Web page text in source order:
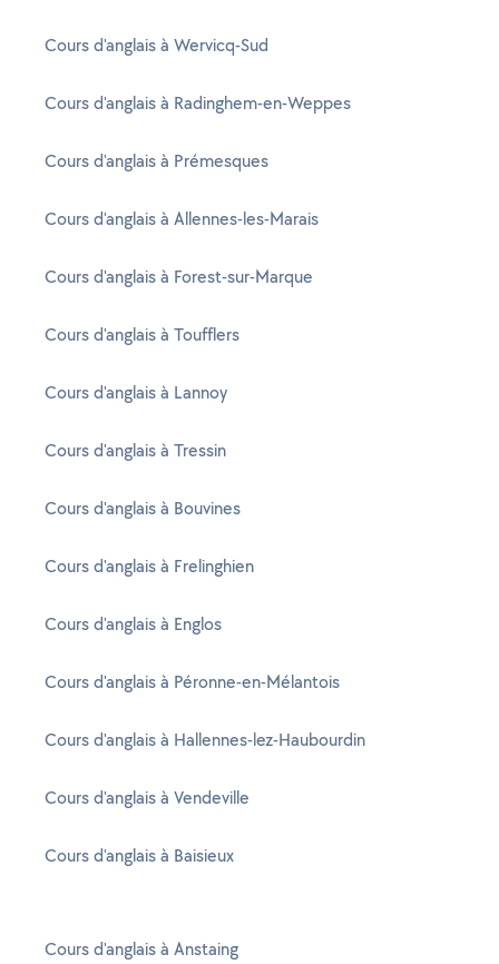
Cours d'anglais à Wervicq-Sud
Cours d'anglais à Radinghem-en-Weppes
Cours d'anglais à Prémesques
Cours d'anglais à Allennes-les-Marais
Cours d'anglais à Forest-sur-Marque
Cours d'anglais à Toufflers
Cours d'anglais à Lannoy
Cours d'anglais à Tressin
Cours d'anglais à Bouvines
Cours d'anglais à Frelinghien
Cours d'anglais à Englos
Cours d'anglais à Péronne-en-Mélantois
Cours d'anglais à Hallennes-lez-Haubourdin
Cours d'anglais à Vendeville
Cours d'anglais à Baisieux
Cours d'anglais à Anstaing